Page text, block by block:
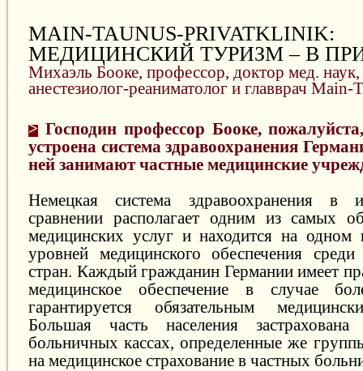
MAIN-TAUNUS-PRIVATKLINIK:
МЕДИЦИНСКИЙ ТУРИЗМ – В
Михаэль Бооке, профессор, доктор мед.
анестезиолог-реаниматолог и главврач
> Господин профессор Бооке,
устроена система здравоохранения
ней занимают частные медицинские
Немецкая система здравоохранения в
сравнении располагает одним из самых
медицинских услуг и находится на одном
уровней медицинского обеспечения среди
стран. Каждый гражданин Германии имеет
медицинское обеспечение в случае
гарантируется обязательным
Большая часть населения
больничных кассах, определенные же
на медицинское страхование в частных